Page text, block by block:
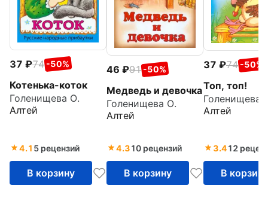
37 74 -50%
Котенька-коток
Голенищева О.
Алтей
4.1 5 рецензий
В корзину
46 91 -50%
Медведь и девочка
Голенищева О.
Алтей
4.310 рецензий
В корзину
37 74 -50%
Топ, топ!
Голенищева
Алтей
3.412
В корзину